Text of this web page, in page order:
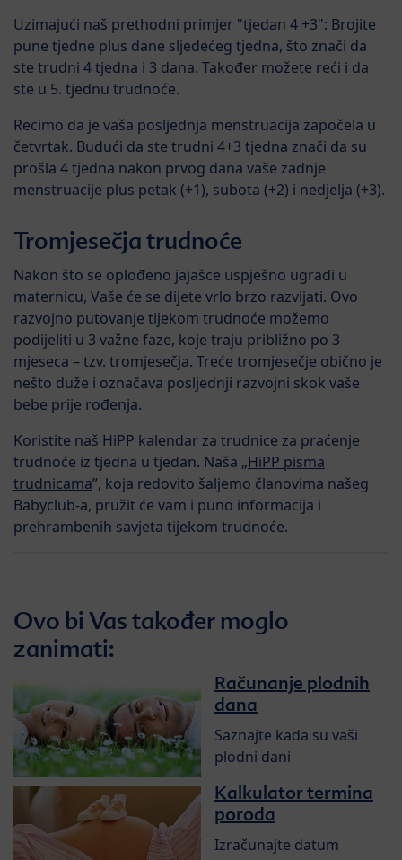
Uzimajući naš prethodni primjer "tjedan 4 +3": Brojite
pune tjedne plus dane sljedećeg tjedna, što znači da
ste trudni 4 tjedna i 3 dana. Također možete reći i da
ste u 5. tjednu trudnoće.
Recimo da je vaša posljednja menstruacija započela u
četvrtak. Budući da ste trudni 4+3 tjedna znači da su
prošla 4 tjedna nakon prvog dana vaše zadnje
menstruacije plus petak (+1), subota (+2) i nedjelja (+3).
Tromjesečja trudnoće
Nakon što se oplođeno jajašce uspješno ugradi u
maternicu, Vaše će se dijete vrlo brzo razvijati. Ovo
razvojno putovanje tijekom trudnoće možemo
podijeliti u 3 važne faze, koje traju približno po 3
mjeseca – tzv. tromjesečja. Treće tromjesečje obično je
nešto duže i označava posljednji razvojni skok vaše
bebe prije rođenja.
Koristite naš HiPP kalendar za trudnice za praćenje
trudnoće iz tjedna u tjedan. Naša „HiPP pisma
trudnicama”, koja redovito šaljemo članovima našeg
Babyclub-a, pružit će vam i puno informacija i
prehrambenih savjeta tijekom trudnoće.
Ovo bi Vas također moglo
zanimati:
Računanje plodnih
dana
Saznajte kada su vaši
plodni dani
Kalkulator termina
poroda
Izračunajte datum